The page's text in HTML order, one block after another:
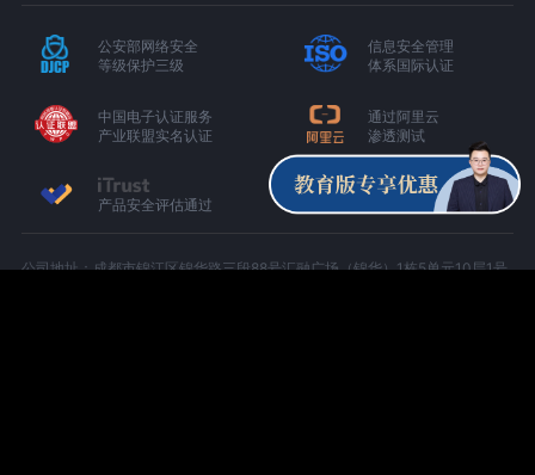
公安部网络安全
等级保护三级
信息安全管理
体系国际认证
中国电子认证服务
产业联盟实名认证
通过阿里云
渗透测试
产品安全评估通过
公司地址：成都市锦江区锦华路三段88号汇融广场（锦华）1栋5单元10层1号